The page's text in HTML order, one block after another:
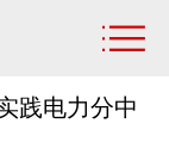
践电力分中